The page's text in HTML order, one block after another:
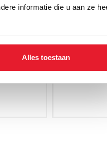
informatie die u aan ze
Alles toestaan
Venum